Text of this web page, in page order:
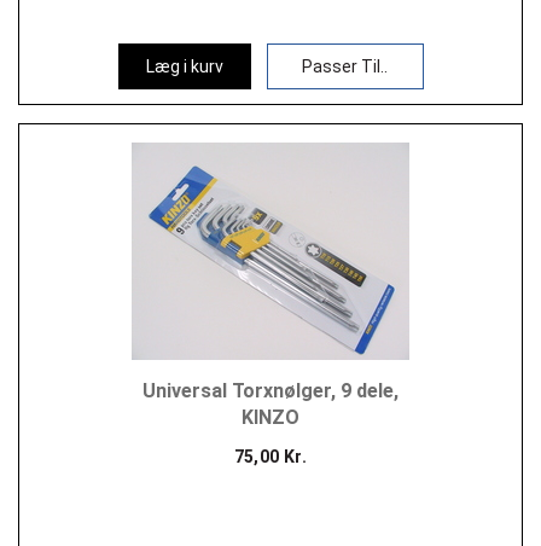
Læg i kurv Passer Til..
Universal Torxnølger, 9 dele,
KINZO
75,00 Kr.